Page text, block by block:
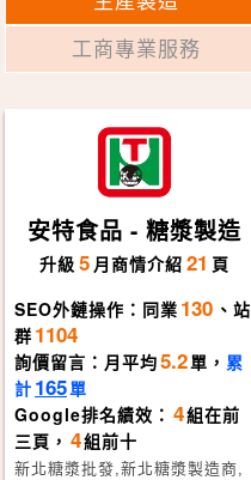
工商專業服務
安特食品 - 糖漿製造
升級 5 月商情介紹 21 頁
SEO外鏈操作：同業 130 、站
群 1104
詢價留言：月平均5.2單， 累
計 165單
Google排名績效： 4組在前
三頁， 4組前十
新北糖漿批發,新北糖漿製造商,